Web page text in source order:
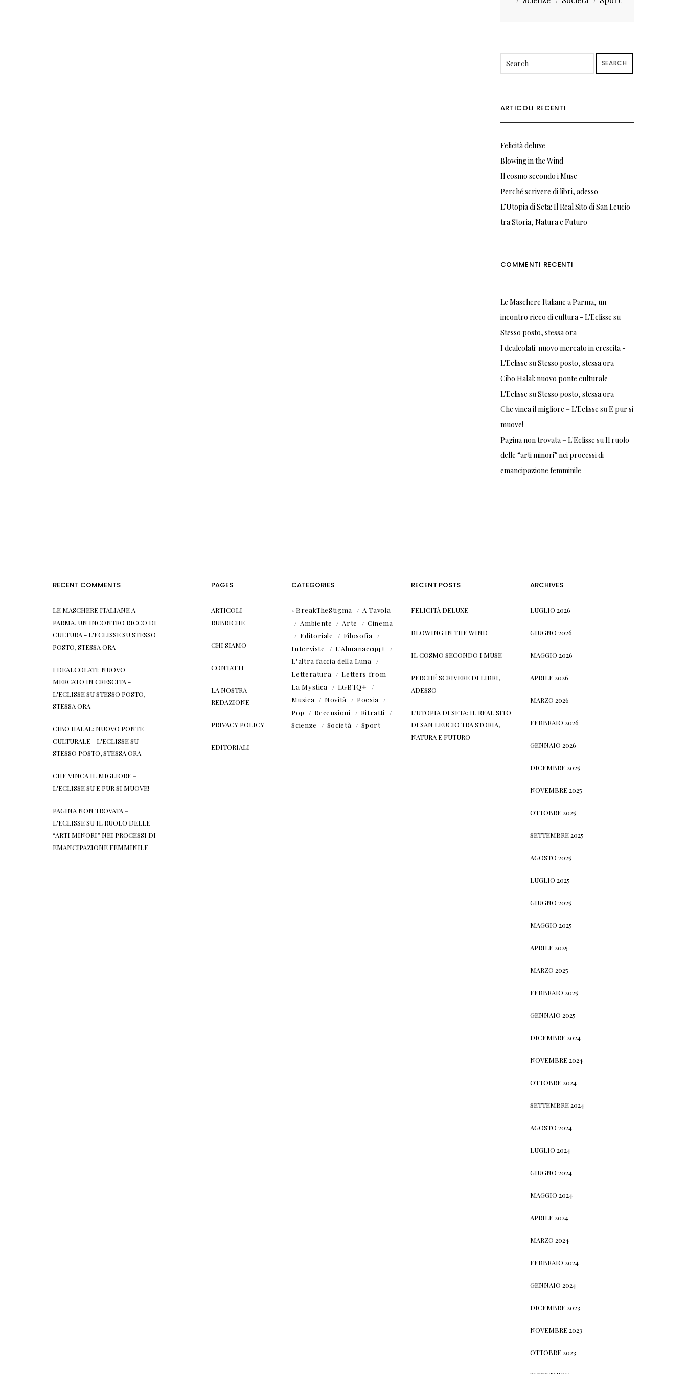
SEARCH
ARTICOLI RECENTI
Felicità deluxe
Blowing in the Wind
Il cosmo secondo i Muse
Perché scrivere di libri, adesso
L’Utopia di Seta: Il Real Sito di San Leucio
tra Storia, Natura e Futuro
COMMENTI RECENTI
Le Maschere Italiane a Parma, un
incontro ricco di cultura - L'Eclisse su
Stesso posto, stessa ora
I dealcolati: nuovo mercato in crescita -
L'Eclisse suStesso posto, stessa ora
Cibo Halal: nuovo ponte culturale -
L'Eclisse suStesso posto, stessa ora
Che vinca il migliore – L'Eclisse suE pur si
muove!
Pagina non trovata – L'Eclisse suIl ruolo
delle “arti minori” nei processi di
emancipazione femminile
RECENT COMMENTS
LE MASCHERE ITALIANE A
PARMA, UN INCONTRO RICCO DI
CULTURA - L'ECLISSESUSTESSO
POSTO, STESSA ORA
I DEALCOLATI: NUOVO
MERCATO IN CRESCITA -
L'ECLISSESUSTESSO POSTO,
STESSA ORA
CIBO HALAL: NUOVO PONTE
CULTURALE - L'ECLISSESU
STESSO POSTO, STESSA ORA
CHE VINCA IL MIGLIORE –
L'ECLISSESU E PUR SI MUOVE!
PAGINA NON TROVATA –
L'ECLISSESU IL RUOLO DELLE
“ARTI MINORI” NEI PROCESSI DI
EMANCIPAZIONE FEMMINILE
PAGES
ARTICOLI
RUBRICHE
CHI SIAMO
CONTATTI
LA NOSTRA
REDAZIONE
PRIVACY POLICY
EDITORIALI
CATEGORIES
#BreakTheStigma
A Tavola
Ambiente
Arte
Cinema
Editoriale
Filosofia
Interviste
L'Almanaccqq+
L'altra faccia della Luna
Letteratura
Letters from
La Mystica
LGBTQ+
Musica
Novità
Poesia
Pop
Recensioni
Ritratti
Scienze
Società Sport
RECENT POSTS
FELICITÀ DELUXE
BLOWING IN THE WIND
IL COSMO SECONDO I MUSE
PERCHÉ SCRIVERE DI LIBRI,
ADESSO
L’UTOPIA DI SETA: IL REAL SITO
DI SAN LEUCIO TRA STORIA,
NATURA E FUTURO
ARCHIVES
LUGLIO 2026
GIUGNO 2026
MAGGIO 2026
APRILE 2026
MARZO 2026
FEBBRAIO 2026
GENNAIO 2026
DICEMBRE 2025
NOVEMBRE 2025
OTTOBRE 2025
SETTEMBRE 2025
AGOSTO 2025
LUGLIO 2025
GIUGNO 2025
MAGGIO 2025
APRILE 2025
MARZO 2025
FEBBRAIO 2025
GENNAIO 2025
DICEMBRE 2024
NOVEMBRE 2024
OTTOBRE 2024
SETTEMBRE 2024
AGOSTO 2024
LUGLIO 2024
GIUGNO 2024
MAGGIO 2024
APRILE 2024
MARZO 2024
FEBBRAIO 2024
GENNAIO 2024
DICEMBRE 2023
NOVEMBRE 2023
OTTOBRE 2023